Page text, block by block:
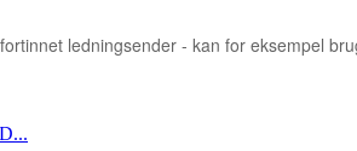
ledningsender - kan for eksempel